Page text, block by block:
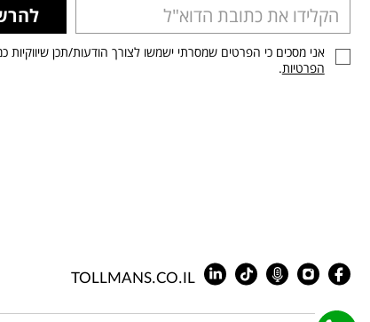
אני מסכים כי הפרטים שמסרתי ישמשו לצורך הודעות/תכן שיווקיות
הפרטיות.
TOLLMANS.CO.IL